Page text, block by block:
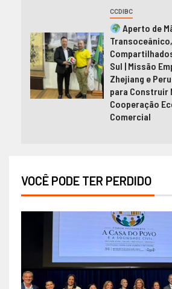
CCDIBC
Aperto de
Sul | Missão
Zhejiang e
para Construir
Cooperação
Comercial
VOCÊ PODE TER PERDIDO